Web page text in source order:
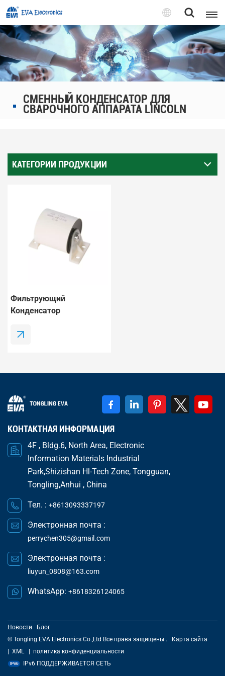
Pусский
English
Pусский
Tiếng việt
СМЕННЫЙ КОНДЕНСАТОР ДЛЯ
СВАРОЧНОГО АППАРАТА LINCOLN
КАТЕГОРИИ ПРОДУКЦИИ
Фильтрующий
Конденсатор
Сварочного Аппарата.
КОНТАКТНАЯ ИНФОРМАЦИЯ
4F , Bldg.6, North Area, Electronic
Information Materials Industrial
Park,Shizishan Hl-Tech Zone, Tongguan,
Tongling,Anhui , China
Тел. : +8613093337197
Электронная почта :
perrychen305@gmail.com
Электронная почта :
liuyun_0808@163.com
WhatsApp: +8618326124065
Новости
Блог
© Tongling EVA Electronics Co.,Ltd Все права защищены .
Карта сайта
XML
политика конфиденциальности
IPv6 ПОДДЕРЖИВАЕТСЯ СЕТЬ